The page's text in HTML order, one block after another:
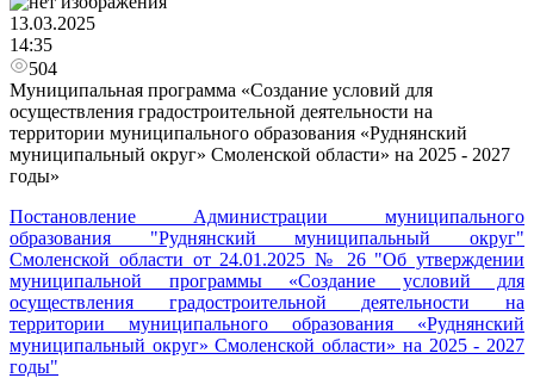
13.03.2025
14:35
504
Муниципальная программа «Создание условий для
осуществления градостроительной деятельности на
территории муниципального образования «Руднянский
муниципальный округ» Смоленской области» на 2025 - 2027
годы»
Постановление Администрации муниципального
образования "Руднянский муниципальный округ"
Смоленской области от 24.01.2025 № 26 "Об утверждении
муниципальной программы «Создание условий для
осуществления градостроительной деятельности на
территории муниципального образования «Руднянский
муниципальный округ» Смоленской области» на 2025 - 2027
годы"